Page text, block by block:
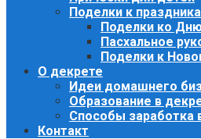
Поделки к
Поделки ко
Пасхальное
Поделки к
О декрете
Идеи домашнего
Образование в
Способы заработка
Контакт